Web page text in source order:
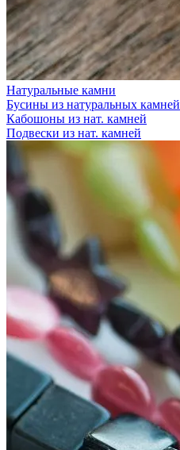
Натуральные камни
Бусины из натуральных камней
Кабошоны из нат. камней
Подвески из нат. камней